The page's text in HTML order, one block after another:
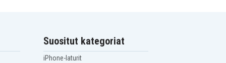
Suositut kategoriat
iPhone-laturit